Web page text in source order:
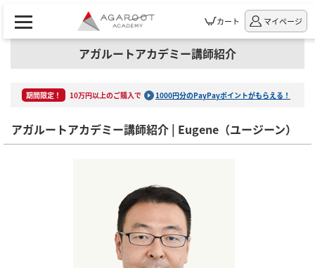
カート マイページ
アガルートアカデミー講師紹介
期間限定！ 10万円以上のご購入で 1000円分のPayPayポイントがもらえる！
アガルートアカデミー講師紹介 | Eugene（ユージーン）